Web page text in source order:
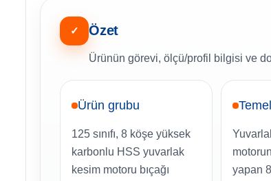
✓ Özet
Ürünün görevi, ölçü/profil bilgisi ve
Ürün grubu
125 sınıfı, 8 köşe yüksek
karbonlu HSS yuvarlak
kesim motoru bıçağı
yapan